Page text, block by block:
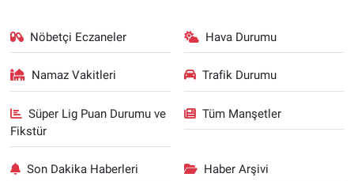
Nöbetçi Eczaneler Hava Durumu
Namaz Vakitleri Trafik Durumu
Süper Lig Puan Durumu ve
Fikstür
Tüm Manşetler
Son Dakika Haberleri Haber Arşivi